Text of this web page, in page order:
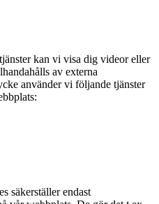
kan vi visa dig videor eller
av externa
använder vi följande tjänster
säkerställer endast